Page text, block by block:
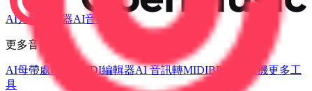
AI人聲去除器AI音軌分離
更多音樂工具
AI母帶處理 AI MIDI編輯器AI 音訊轉MIDIBPM 計算機更多工
具